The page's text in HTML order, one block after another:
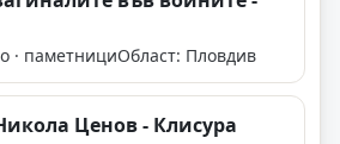
· паметнициОбласт: Пловдив
Ценов - Клисура